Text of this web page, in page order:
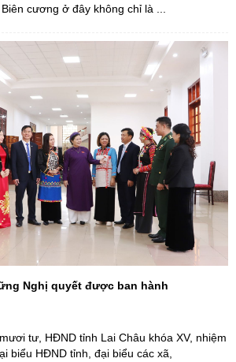
cương ở đây không chỉ là ...
Nghị quyết được ban hành
tư, HĐND tỉnh Lai Châu khóa XV, nhiệm
biểu HĐND tỉnh, đại biểu các xã,